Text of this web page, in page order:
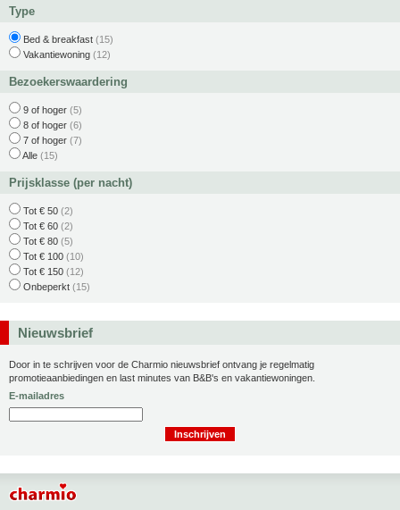
Type
Bed & breakfast (15)
Vakantiewoning (12)
Bezoekerswaardering
9 of hoger (5)
8 of hoger (6)
7 of hoger (7)
Alle (15)
Prijsklasse (per nacht)
Tot € 50 (2)
Tot € 60 (2)
Tot € 80 (5)
Tot € 100 (10)
Tot € 150 (12)
Onbeperkt (15)
Nieuwsbrief
Door in te schrijven voor de Charmio nieuwsbrief ontvang je regelmatig
promotieaanbiedingen en last minutes van B&B's en vakantiewoningen.
E-mailadres